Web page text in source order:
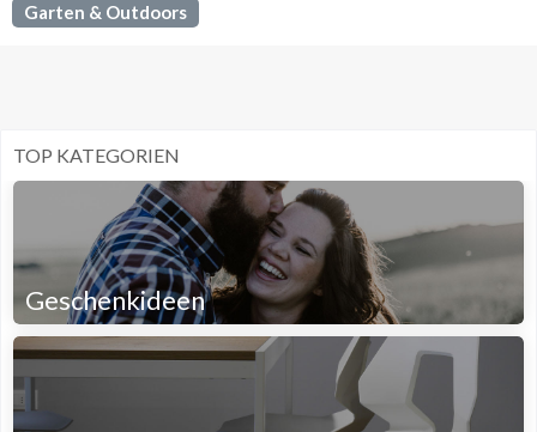
Garten & Outdoors
TOP KATEGORIEN
Geschenkideen